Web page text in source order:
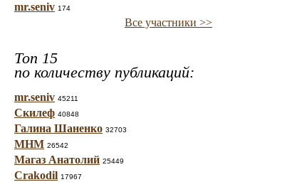
mr.seniv 174
Все участники >>
Топ 15
по количеству публикаций:
mr.seniv 45211
Скилеф 40848
Галина Шаненко 32703
МНМ 26542
Магаз Анатолий 25449
Crakodil 17967